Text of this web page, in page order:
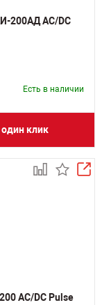
200АД AC/DC
Есть в наличии
один клик
AC/DC Pulse